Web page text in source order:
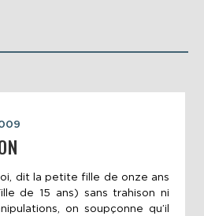
dit la petite fille de onze ans
de 15 ans) sans trahison ni
on soupçonne qu’il